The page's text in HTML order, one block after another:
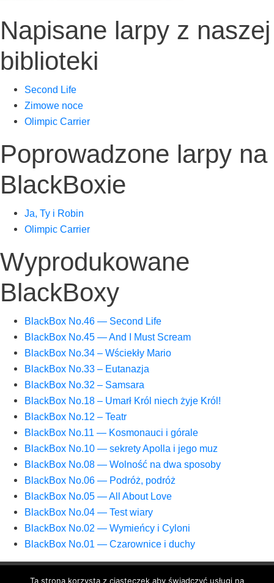
Napisane larpy z naszej
biblioteki
Second Life
Zimo­we noce
Olim­pic Carrier
Poprowadzone larpy na
BlackBoxie
Ja, Ty i Robin
Olim­pic Carrier
Wyprodukowane
BlackBoxy
Black­Box No.46 — Second Life
Black­Box No.45 — And I Must Scream
Black­Box No.34 – Wście­kły Mario
Black­Box No.33 – Eutanazja
Black­Box No.32 – Samsara
Black­Box No.18 – Umarł Król niech żyje Król!
Black­Box No.12 – Teatr
Black­Box No.11 — Kosmo­nau­ci i górale
Black­Box No.10 — sekre­ty Apol­la i jego muz
Black­Box No.08 — Wol­ność na dwa sposoby
Black­Box No.06 — Podróż, podróż
Black­Box No.05 — All Abo­ut Love
Black­Box No.04 — Test wiary
Black­Box No.02 — Wymień­cy i Cyloni
Black­Box No.01 — Cza­row­ni­ce i duchy
Ta strona korzysta z ciasteczek aby świadczyć usługi na